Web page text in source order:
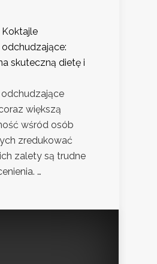
Koktajle
odchudzające:
skuteczną dietę i
odchudzające
większą
wśród osób
zredukować
zalety są trudne
…